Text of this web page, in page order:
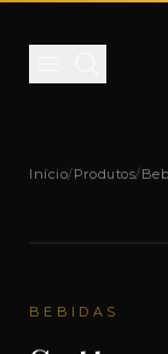
Início/Produtos/
BEBIDAS